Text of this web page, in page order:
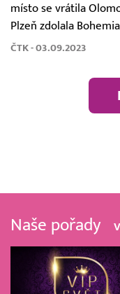
místo se vrátila
Plzeň zdolala
ČTK - 03.09.2023
Naše pořady